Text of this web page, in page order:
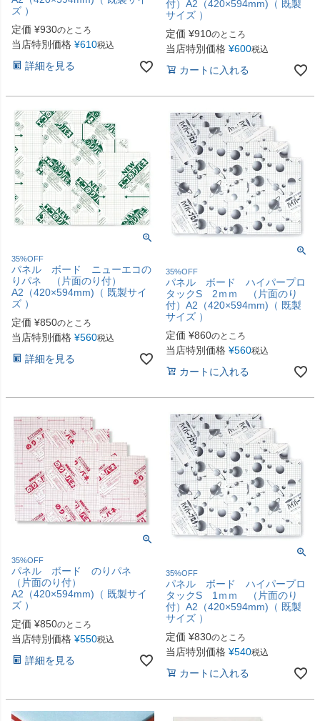
ズ ）
定価 ¥930のところ
当店特別価格 ¥610税込
詳細を見る
付）A2（420×594mm)（ 既製
サイズ ）
定価 ¥910のところ
当店特別価格 ¥600税込
カートに入れる
35%OFF
パネル ボード ニューエコの
りパネ （片面のり付）
A2（420×594mm)（ 既製サイ
ズ ）
定価 ¥850のところ
当店特別価格 ¥560税込
詳細を見る
35%OFF
パネル ボード ハイパープロ
タックS 2ｍｍ （片面のり
付）A2（420×594mm)（ 既製
サイズ ）
定価 ¥860のところ
当店特別価格 ¥560税込
カートに入れる
35%OFF
パネル ボード のりパネ
（片面のり付）
A2（420×594mm)（ 既製サイ
ズ ）
定価 ¥850のところ
当店特別価格 ¥550税込
詳細を見る
35%OFF
パネル ボード ハイパープロ
タックS 1ｍｍ （片面のり
付）A2（420×594mm)（ 既製
サイズ ）
定価 ¥830のところ
当店特別価格 ¥540税込
カートに入れる